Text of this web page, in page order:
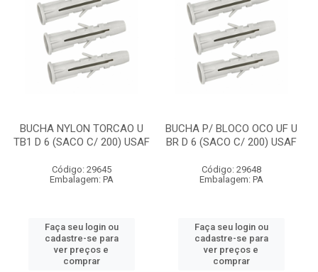
BUCHA NYLON TORCAO U
TB1 D 6 (SACO C/ 200) USAF
Código: 29645
Embalagem: PA
Faça seu login ou
cadastre-se para
ver preços e
comprar
BUCHA P/ BLOCO OCO UF U
BR D 6 (SACO C/ 200) USAF
Código: 29648
Embalagem: PA
Faça seu login ou
cadastre-se para
ver preços e
comprar